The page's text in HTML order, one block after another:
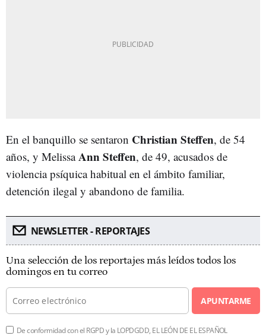
En el banquillo se sentaron Christian Steffen, de 54
años, y MelissaAnn Steffen, de 49, acusados de
violencia psíquica habitual en el ámbito familiar,
detención ilegal y abandono de familia.
NEWSLETTER - REPORTAJES
Una selección de los reportajes más leídos todos los
domingos en tu correo
APUNTARME
De conformidad con el RGPD y la LOPDGDD, EL LEÓN DE EL ESPAÑOL